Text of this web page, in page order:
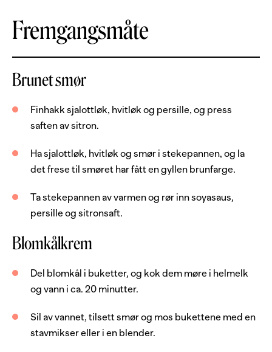
Porsjoner
8 stk
kamskjell
salt og pepper
Brunet smør
0.5 stk
sitron
3 ss
smør
1.5 ss soyasaus
Blomkålkrem
Fremgangsmåte
Brunet smør
Finhakk sjalottløk, hvitløk og persille, og press
saften av sitron.
Ha sjalottløk, hvitløk og smør i stekepannen, og la
det frese til smøret har fått en gyllen brunfarge.
Ta stekepannen av varmen og rør inn soyasaus,
persille og sitronsaft.
Blomkålkrem
Del blomkål i buketter, og kok dem møre i helmelk
og vann i ca. 20 minutter.
Sil av vannet, tilsett smør og mos bukettene med en
stavmikser eller i en blender.